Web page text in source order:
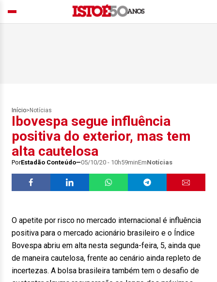
Início> Notícias
Ibovespa segue influência
positiva do exterior, mas tem
alta cautelosa
PorEstadão Conteúdo 05/10/20 - 10h59minEmNotícias
O apetite por risco no mercado internacional é influência
positiva para o mercado acionário brasileiro e o Índice
Bovespa abriu em alta nesta segunda-feira, 5, ainda que
de maneira cautelosa, frente ao cenário ainda repleto de
incertezas. A bolsa brasileira também tem o desafio de